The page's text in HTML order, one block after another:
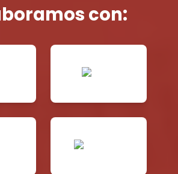
con: